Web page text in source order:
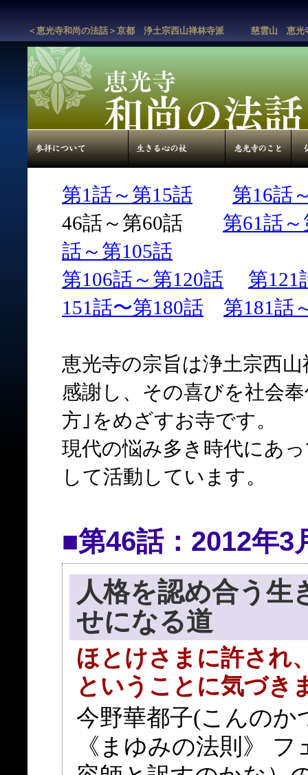
＜恵光寺和尚の法話＞京都 浄土宗西山禅林寺派 慈雲山 恵光
第1話～第15話
第16話
46話～第60話 第61話
話～第105話
第106話～第120話
第121
151話〜第180話
第181話
恵光寺の宗旨は浄土宗西
感謝し、その喜びを社会
方｣をめざすお寺です。
現代の悩み多き時代にあ
して活動しています。
■第46話：2012年3
人格を認め合う生
せになる道
ほとけさまに許され
ということに気づき
今野華都子(こんの
《まゆみの法則》